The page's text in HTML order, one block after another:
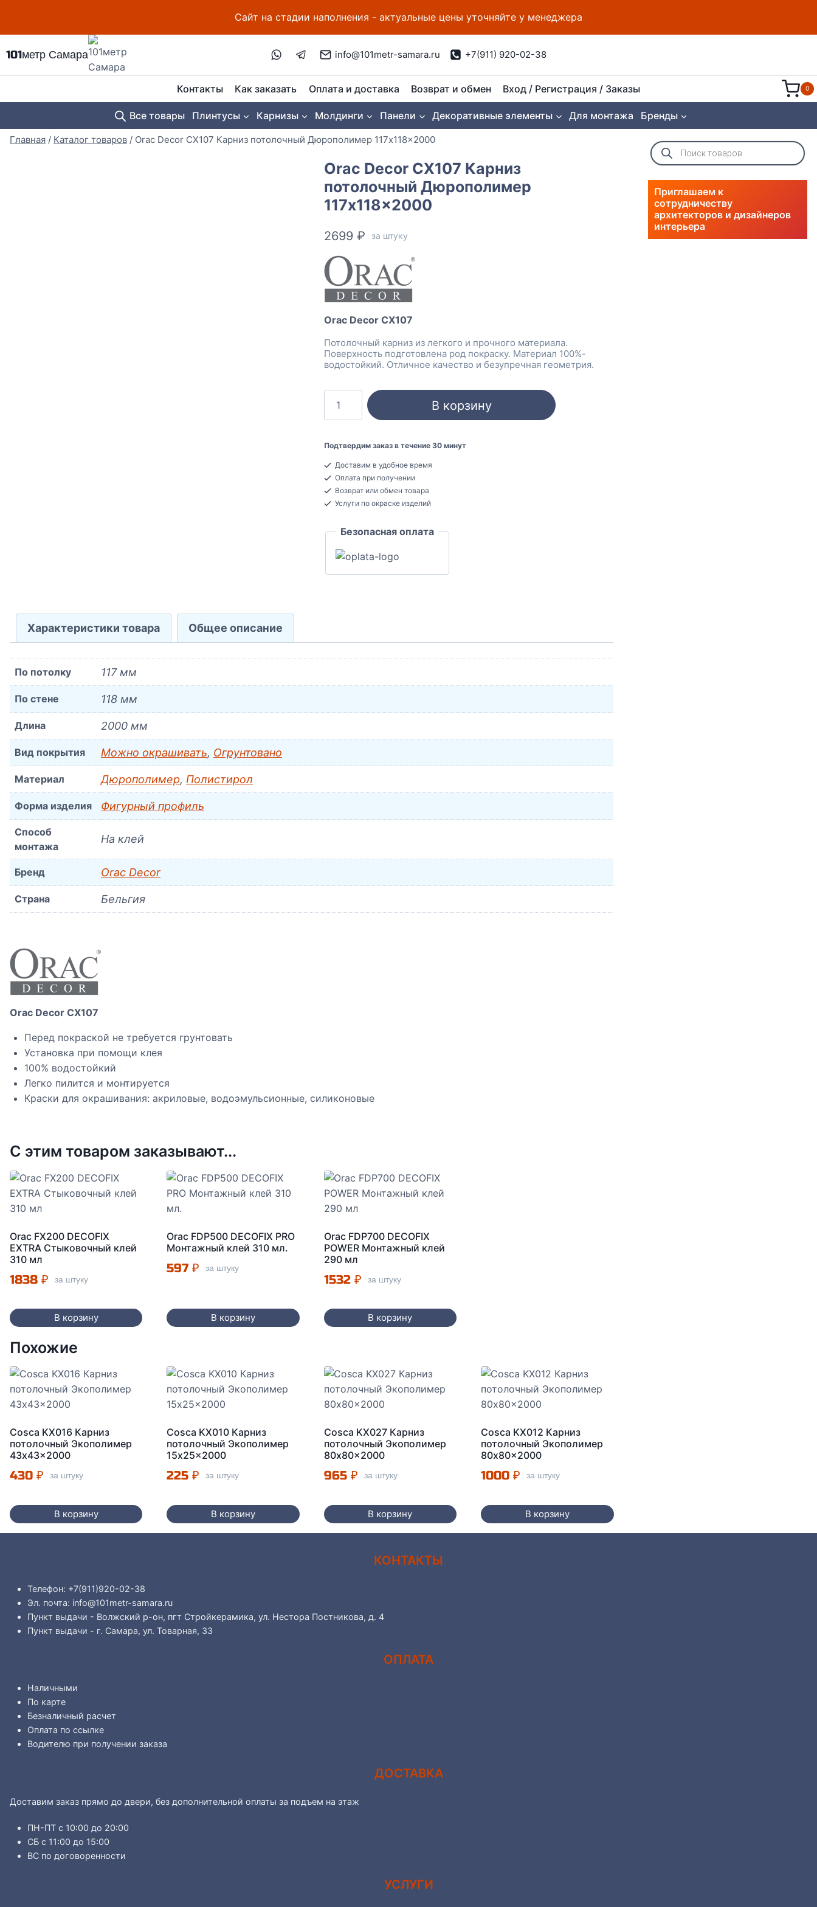
содержимому
Сайт на стадии наполнения - актуальные цены уточняйте у менеджера
101метр Самара info@101metr-samara.ru +7(911) 920-02-38
Контакты Как заказать Оплата и доставка Возврат и обмен Вход / Регистрация / Заказы 0
Все товары Плинтусы Карнизы Молдинги Панели Декоративные элементы Для монтажа Бренды
Главная / Каталог товаров / Orac Decor CX107 Карниз потолочный Дюрополимер 117x118x2000
Orac Decor CX107 Карниз
потолочный Дюрополимер
117x118x2000
2699 ₽ за штуку
Orac Decor CX107
Потолочный карниз из легкого и прочного материала.
Поверхность подготовлена род покраску. Материал 100%-
водостойкий. Отличное качество и безупречная геометрия.
Количество
товара
Decor
Карниз
потолочный
Дюрополимер
В корзину
Подтвердим заказ в течение 30 минут
Доставим в удобное время
Оплата при получении
Возврат или обмен товара
Услуги по окраске изделий
Безопасная оплата
Характеристики товара Общее описание
По потолку 117 мм
По стене 118 мм
Длина 2000 мм
Вид покрытия Можно окрашивать, Огрунтовано
Материал Дюрополимер, Полистирол
Форма изделия Фигурный профиль
Способ
монтажа
На клей
Бренд Orac Decor
Страна Бельгия
Orac Decor CX107
Перед покраской не требуется грунтовать
Установка при помощи клея
100% водостойкий
Легко пилится и монтируется
Краски для окрашивания: акриловые, водоэмульсионные, силиконовые
С этим товаром заказывают...
Orac FX200 DECOFIX
EXTRA Стыковочный клей
310 мл
1838 ₽ за штуку
В корзину
Orac FDP500 DECOFIX PRO
Монтажный клей 310 мл.
597₽ за штуку
В корзину
Orac FDP700 DECOFIX
POWER Монтажный клей
290 мл
1532 ₽ за штуку
В корзину
Похожие
Cosca KX016 Карниз
потолочный Экополимер
43x43x2000
430 ₽ за штуку
В корзину
Cosca KX010 Карниз
потолочный Экополимер
15x25x2000
225₽ за штуку
В корзину
Cosca KX027 Карниз
потолочный Экополимер
80x80x2000
965 ₽ за штуку
В корзину
Cosca KX012 Карниз
потолочный Экополимер
80x80x2000
1000₽ за штуку
В корзину
Поиск
товаров
Приглашаем к
сотрудничеству
архитекторов и дизайнеров
интерьера
КОНТАКТЫ
Телефон: +7(911)920-02-38
Эл. почта: info@101metr-samara.ru
Пункт выдачи - Волжский р-он, пгт Стройкерамика, ул. Нестора Постникова, д. 4
Пункт выдачи - г. Самара, ул. Товарная, 33
ОПЛАТА
Наличными
По карте
Безналичный расчет
Оплата по ссылке
Водителю при получении заказа
ДОСТАВКА
Доставим заказ прямо до двери, без дополнительной оплаты за подъем на этаж
ПН-ПТ с 10:00 до 20:00
СБ с 11:00 до 15:00
ВС по договоренности
УСЛУГИ